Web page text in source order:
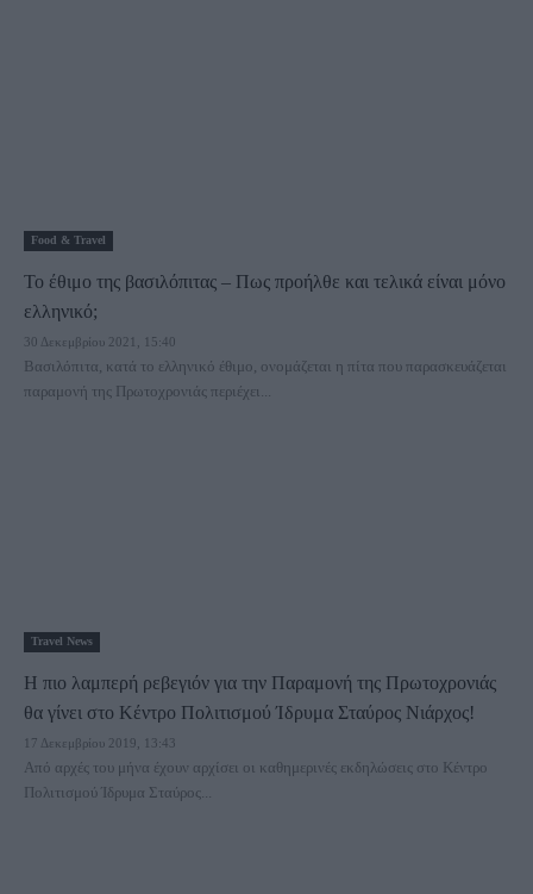
Food & Travel
Το έθιμο της βασιλόπιτας – Πως προήλθε και τελικά είναι μόνο
ελληνικό;
30 Δεκεμβρίου 2021, 15:40
Βασιλόπιτα, κατά το ελληνικό έθιμο, ονομάζεται η πίτα που παρασκευάζεται
παραμονή της Πρωτοχρονιάς περιέχει...
Travel News
Η πιο λαμπερή ρεβεγιόν για την Παραμονή της Πρωτοχρονιάς
θα γίνει στο Κέντρο Πολιτισμού Ίδρυμα Σταύρος Νιάρχος!
17 Δεκεμβρίου 2019, 13:43
Από αρχές του μήνα έχουν αρχίσει οι καθημερινές εκδηλώσεις στο Κέντρο
Πολιτισμού Ίδρυμα Σταύρος...